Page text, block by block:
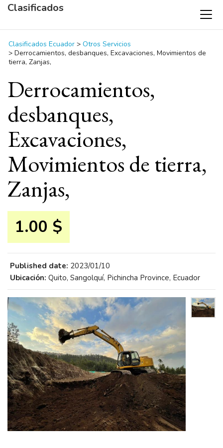
Clasificados
Clasificados Ecuador > Otros Servicios
> Derrocamientos, desbanques, Excavaciones, Movimientos de
tierra, Zanjas,
Derrocamientos,
desbanques,
Excavaciones,
Movimientos de tierra,
Zanjas,
1.00 $
Published date: 2023/01/10
Ubicación: Quito, Sangolquí, Pichincha Province, Ecuador